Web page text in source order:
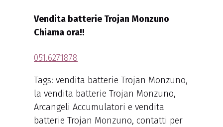
Vendita batterie Trojan Monzuno
Chiama ora!!
051.6271878
Tags: vendita batterie Trojan Monzuno,
la vendita batterie Trojan Monzuno,
Arcangeli Accumulatori e vendita
batterie Trojan Monzuno, contatti per